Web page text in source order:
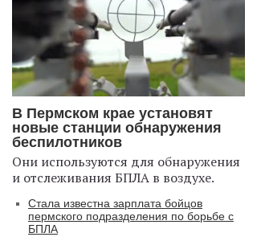
В Пермском крае установят
новые станции обнаружения
беспилотников
Они используются для обнаружения
и отслеживания БПЛА в воздухе.
Стала известна зарплата бойцов
пермского подразделения по борьбе с
БПЛА